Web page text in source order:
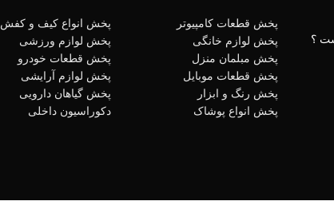
پخش قطعات کامپیوتر
پخش لوازم خانگی
پخش مبلمان منزل
پخش قطعات موبایل
پخش رنگ و ابزار
پخش انواع پوشاک
پخش انواع کیف و کفش
پخش لوازم ورزشی
پخش قطعات خودرو
پخش لوازم آرایشی
پخش گیاهان دارویی
دکوراسیون داخلی